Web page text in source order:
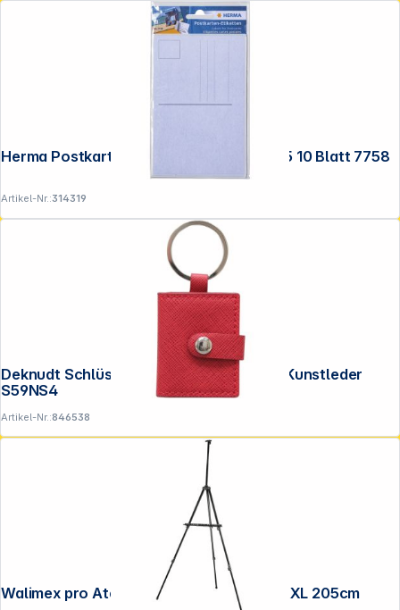
Herma Postkarten-Etiketten weiß 95x145 10 Blatt 7758
Artikel-Nr.:314319
Deknudt Schlüsselanhänger rot 3,5x4,5 Kunstleder
S59NS4
Artikel-Nr.:846538
Walimex pro Atelierstaffelei Aluminium XXL 205cm